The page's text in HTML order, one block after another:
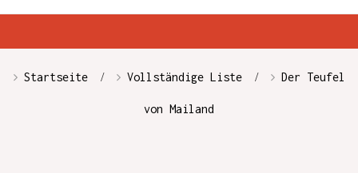
Startseite Vollständige Liste Der Teufel
von Mailand